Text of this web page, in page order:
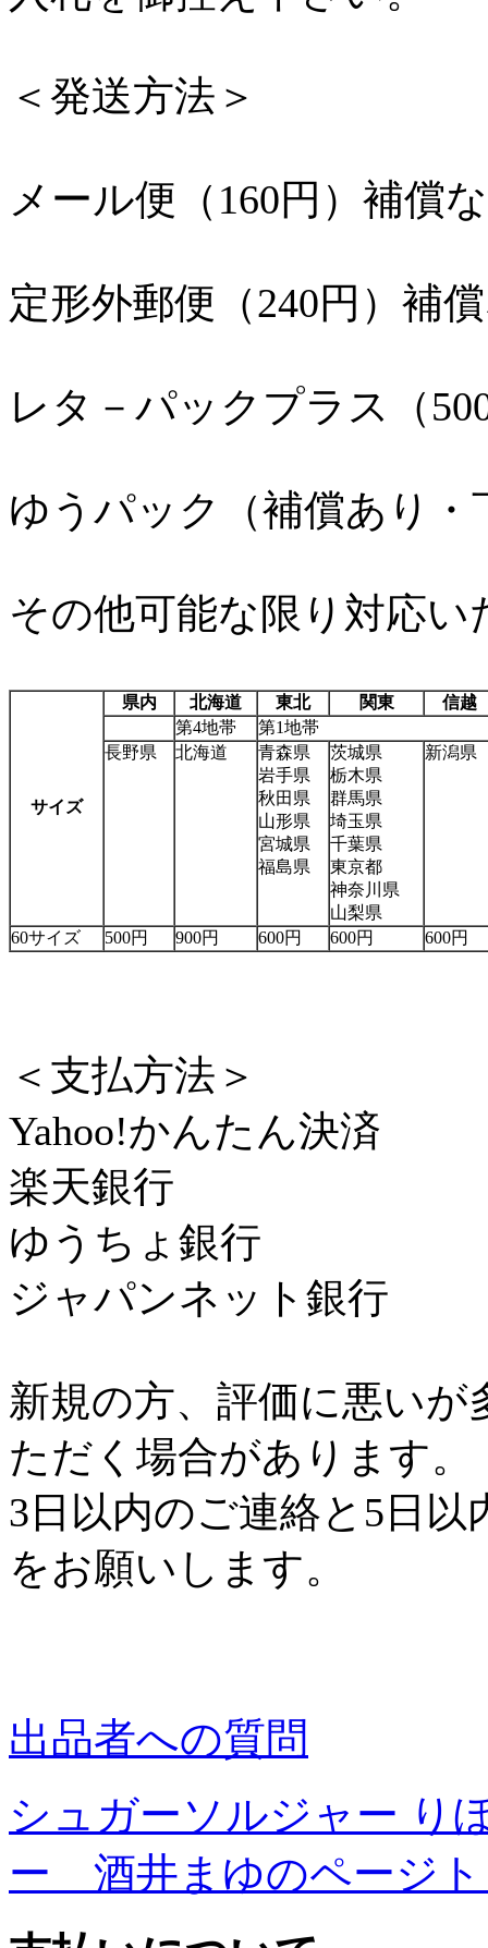
＜発送方法＞
メール便（160円）補償
定形外郵便（240円）補
レタ－パックプラス（
ゆうパック（補償あり・
その他可能な限り対応い
サイズ
県内 北海道 東北 関東
信越
第4地帯
第1地帯
長野県
北海道
青森県
岩手県
秋田県
山形県
宮城県
福島県
茨城県
栃木県
群馬県
埼玉県
千葉県
東京都
神奈川県
山梨県
新潟県
60サイズ 500円 900円 600円 600円 600円
＜支払方法＞
Yahoo!かんたん決済
楽天銀行
ゆうちょ銀行
ジャパンネット銀行
新規の方、評価に悪い
ただく場合があります。
3日以内のご連絡と5日
をお願いします。
出品者への質問
シュガーソルジャー り
ー 酒井まゆのページ